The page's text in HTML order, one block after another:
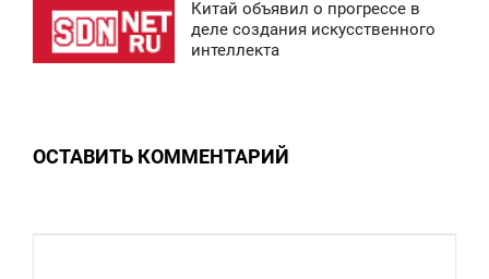
Китай объявил о прогрессе в
деле создания искусственного
интеллекта
ОСТАВИТЬ КОММЕНТАРИЙ